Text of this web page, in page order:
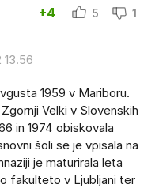
+4 5 1
13.56
1959 v Mariboru.
Velki v Slovenskih
in 1974 obiskovala
šoli se je vpisala na
je maturirala leta
fakulteto v Ljubljani ter